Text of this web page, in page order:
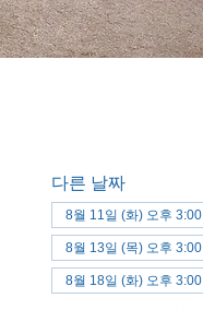
다른 날짜
8월 11일 (화) 오후 3:00
8월 13일 (목) 오후 3:00
8월 18일 (화) 오후 3:00